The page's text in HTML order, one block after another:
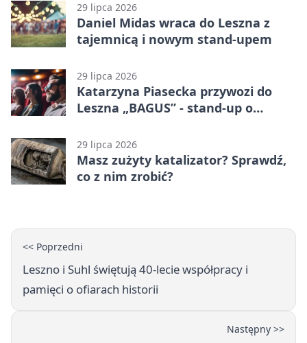
29 lipca 2026
Daniel Midas wraca do Leszna z
tajemnicą i nowym stand-upem
29 lipca 2026
Katarzyna Piasecka przywozi do
Leszna „BAGUS” - stand-up o
29 lipca 2026
Masz zużyty katalizator? Sprawdź,
co z nim zrobić?
<< Poprzedni
Leszno i Suhl świętują 40-lecie współpracy i
pamięci o ofiarach historii
Następny >>